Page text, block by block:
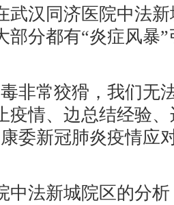
汉同济医院中法新
部分都有“炎症风暴
常狡猾，我们无
疫情、边总结经验
委新冠肺炎疫情应
法新城院区的分析